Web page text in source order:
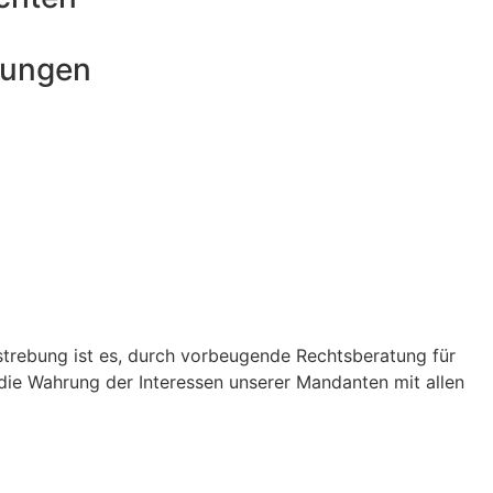
ist es, durch vorbeugende Rechtsberatung für
Wahrung der Interessen unserer Mandanten mit allen